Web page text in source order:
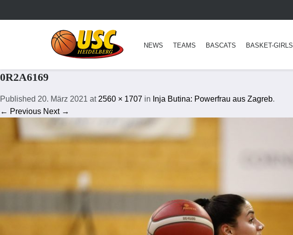
NEWS TEAMS BASCATS BASKET-GIRLS
0R2A6169
Published 20. März 2021 at 2560 × 1707 in Inja Butina: Powerfrau aus Zagreb.
← Previous Next →